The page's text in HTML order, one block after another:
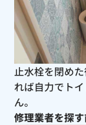
止水栓を閉め
れば自力でト
ん。
修理業者を探